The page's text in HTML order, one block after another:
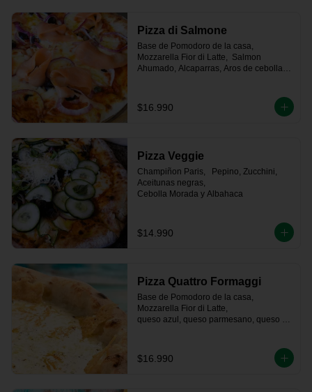
Pizza di Salmone
Base de Pomodoro de la casa,
Mozzarella Fior di Latte,  Salmon
Ahumado, Alcaparras, Aros de cebolla
$16.990
Pizza Veggie
Champiñon Paris,   Pepino, Zucchini,
Aceitunas negras,
Cebolla Morada y Albahaca
$14.990
Pizza Quattro Formaggi
Base de Pomodoro de la casa,
Mozzarella Fior di Latte,
queso azul, queso parmesano, queso de
$16.990